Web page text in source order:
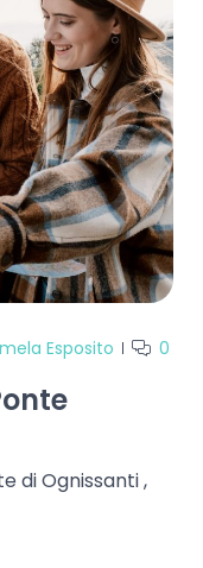
Esposito 0
di Ognissanti ,